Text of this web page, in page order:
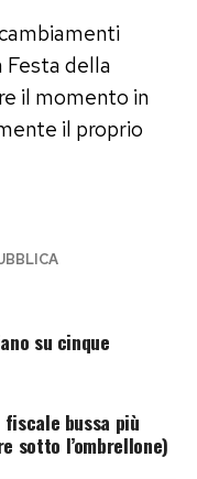
Festa della
il momento in
il proprio
su cinque
bussa più
sotto l’ombrellone)